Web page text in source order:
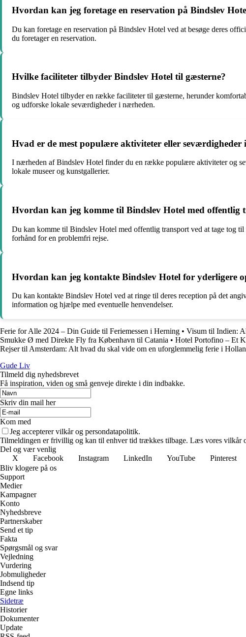
Hvordan kan jeg foretage en reservation på Bindslev
Du kan foretage en reservation på Bindslev Hotel ved at besøge deres
du foretager en reservation.
Hvilke faciliteter tilbyder Bindslev Hotel til gæsterne?
Bindslev Hotel tilbyder en række faciliteter til gæsterne, herunder
og udforske lokale seværdigheder i nærheden.
Hvad er de mest populære aktiviteter eller
I nærheden af Bindslev Hotel finder du en række populære aktiviteter og
lokale museer og kunstgallerier.
Hvordan kan jeg komme til Bindslev Hotel med offentlig
Du kan komme til Bindslev Hotel med offentlig transport ved at tage tog
forhånd for en problemfri rejse.
Hvordan kan jeg kontakte Bindslev Hotel for yderligere
Du kan kontakte Bindslev Hotel ved at ringe til deres reception på det
information og hjælpe med eventuelle henvendelser.
Ferie for Alle 2024 – Din Guide til Feriemessen i Herning • Visum til Indien:
Smukke Ø med Direkte Fly fra København til Catania • Hotel Portofino – Et
Rejser til Amsterdam: Alt hvad du skal vide om en uforglemmelig ferie i
Gude Liv
Tilmeld dig nyhedsbrevet
Få inspiration, viden og små genveje direkte i din indbakke.
Skriv din mail her
Kom med
Jeg accepterer vilkår og persondatapolitik.
Tilmeldingen er frivillig og kan til enhver tid trækkes tilbage. Læs vores vilkår
Del og vær venlig
X
Facebook Instagram LinkedIn YouTube Pinterest
Bliv klogere på os
Support
Medier
Kampagner
Konto
Nyhedsbreve
Partnerskaber
Send et tip
Fakta
Spørgsmål og svar
Vejledning
Vurdering
Jobmuligheder
Indsend tip
Egne links
Sidetræ
Historier
Dokumenter
Update